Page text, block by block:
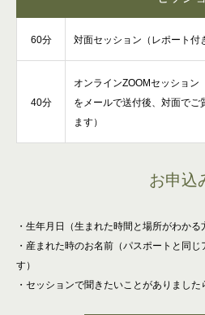
60分 対面セッション（レポート付
40分
オンラインZOOMセッション
をメールで送付後、対面でご
ます）
お申込
・生年月日（生まれた時間と場所がわかる
・産まれた時のお名前（パスポートと同
す）
・セッションで聞きたいことがありました